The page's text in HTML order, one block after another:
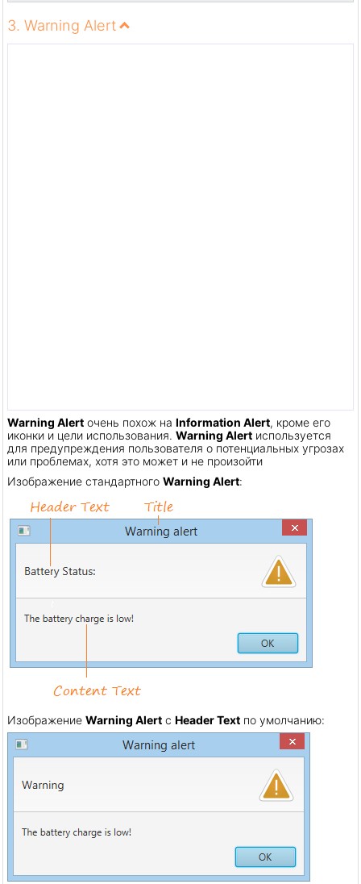
3. Warning Alert
Warning Alert очень похож на Information Alert, кроме его
иконки и цели использования. Warning Alert используется
для предупреждения пользователя о потенциальных угрозах
или проблемах, хотя это может и не произойти
Изображение стандартного Warning Alert:
Изображение Warning Alert с Header Text по умолчанию: